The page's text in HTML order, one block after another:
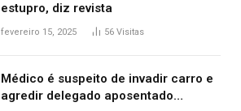
estupro, diz revista
fevereiro 15, 2025 56 Visitas
Médico é suspeito de invadir carro e
agredir delegado aposentado